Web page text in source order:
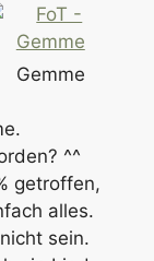
Gemme
^^
getroffen,
alles.
sein.